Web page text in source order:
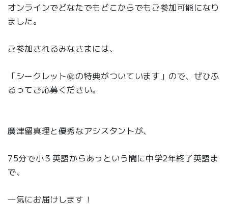
オンラインでどなたでもどこからでもご参加可能になり
ました。
ご参加されるみなさまには、
「シークレット㊙︎の特典がついています」 ので、ぜひふ
るってご応募ください。
廣津留真理と優秀なアシスタントが、
75分で小３英語からあっという間に中学2年終了英語ま
で、
一気にお届けします！